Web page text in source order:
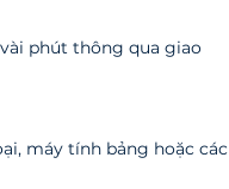
phút thông qua giao
máy tính bảng hoặc các